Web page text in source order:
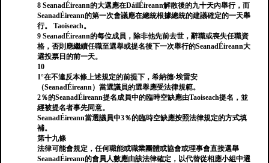
8 SeanadÉireann的大選應在DáilÉireann解散後的九十天內舉行，而
SeanadÉireann的第一次會議應在總統根據總統的建議確定的一天舉
行。 Taoiseach。
9 SeanadÉireann的每位成員，除非他先前去世，辭職或喪失任職資
格，否則應繼續任職至選舉或提名後下一次舉行的SeanadÉireann大
選投票日的前一天。
10
1°在不違反本條上述規定的前提下，希納德·埃雷安
（SeanadÉireann）當選議員的選舉應受法律規範。
2％的SeanadÉireann提名成員中的臨時空缺應由Taoiseach提名，並
經被提名者事先同意。
SeanadÉireann當選議員中3％的臨時空缺應按照法律規定的方式填
補。
第十九條
法律可能會規定，任何職能或職業團體或協會或理事會直接選舉
SeanadÉireann的會員人數應由該法律確定，以代替從相應小組中選